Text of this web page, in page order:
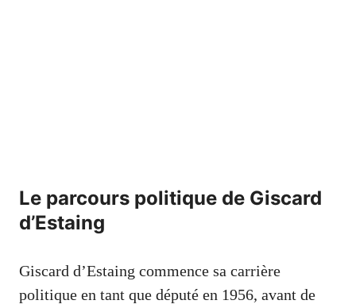
Le parcours politique de Giscard
d’Estaing
Giscard d’Estaing commence sa carrière
politique en tant que député en 1956, avant de